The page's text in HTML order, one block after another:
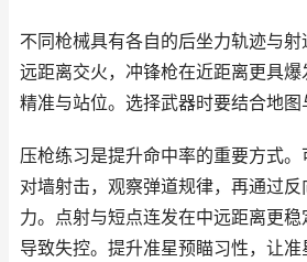
不同枪械具有各自的后坐力轨迹与
远距离交火，冲锋枪在近距离更具
精准与站位。选择武器时要结合地图
压枪练习是提升命中率的重要方式
对墙射击，观察弹道规律，再通过
力。点射与短点连发在中远距离更
导致失控。提升准星预瞄习性，让